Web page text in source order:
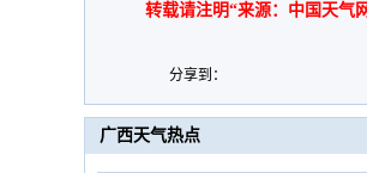
转载请注明“来源：中国天气
分享到：
广西天气热点